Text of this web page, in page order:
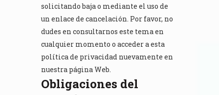
solicitando baja o mediante el uso de
un enlace de cancelación. Por favor, no
dudes en consultarnos este tema en
cualquier momento o acceder a esta
política de privacidad nuevamente en
nuestra página Web.
Obligaciones del